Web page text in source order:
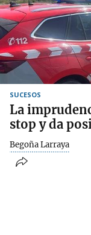
SUCESOS
La
stop y da
Begoña Larraya